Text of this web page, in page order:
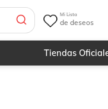
Mi Lista
de deseos
Tiendas